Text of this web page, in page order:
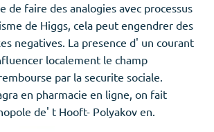
de faire des analogies avec processus
de Higgs, cela peut engendrer des
negatives. La presence d' un courant
localement le champ
par la securite sociale.
en pharmacie en ligne, on fait
de' t Hooft- Polyakov en.